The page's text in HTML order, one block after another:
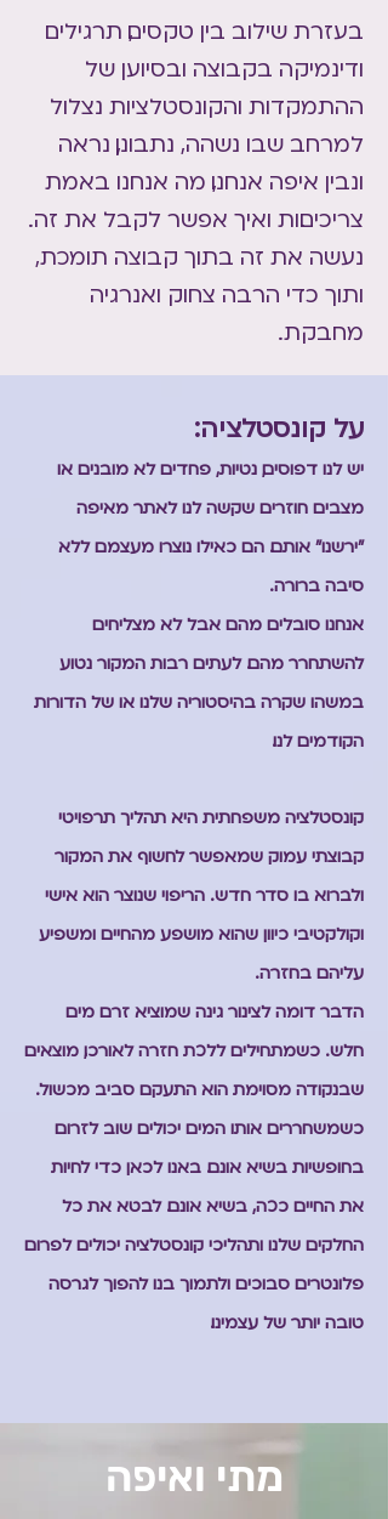
בעזרת שילוב בין טקסים, תרגילים
ודינמיקה בקבוצה ובסיוען של
ההתמקדות והקונסטלציות נצלול
למרחב שבו נשהה, נתבונן, נראה
ונבין איפה אנחנו, מה אנחנו באמת
צריכים.ות ואיך אפשר לקבל את זה.
נעשה את זה בתוך קבוצה תומכת,
ותוך כדי הרבה צחוק ואנרגיה
מחבקת.
על קונסטלציה:
יש לנו דפוסים, נטיות, פחדים לא מובנים או
מצבים חוזרים שקשה לנו לאתר מאיפה
"ירשנו" אותם. הם כאילו נוצרו מעצמם ללא
סיבה ברורה.
אנחנו סובלים מהם אבל לא מצליחים
להשתחרר מהם. לעתים רבות המקור נטוע
במשהו שקרה בהיסטוריה שלנו או של הדורות
הקודמים לנו.
קונסטלציה משפחתית היא תהליך תרפויטי
קבוצתי עמוק שמאפשר לחשוף את המקור
ולברוא בו סדר חדש. הריפוי שנוצר הוא אישי
וקולקטיבי כיוון שהוא מושפע מהחיים ומשפיע
עליהם בחזרה.
הדבר דומה לצינור גינה שמוציא זרם מים
חלש. כשמתחילים ללכת חזרה לאורכו, מוצאים
שבנקודה מסוימת הוא התעקם סביב מכשול.
כשמשחררים אותו המים יכולים שוב לזרום
בחופשיות בשיא אונם. באנו לכאן כדי לחיות
את החיים ככה, בשיא אונם. לבטא את כל
החלקים שלנו ותהליכי קונסטלציה יכולים לפרום
פלונטרים סבוכים ולתמוך בנו להפוך לגרסה
טובה יותר של עצמינו.
מתי ואיפה